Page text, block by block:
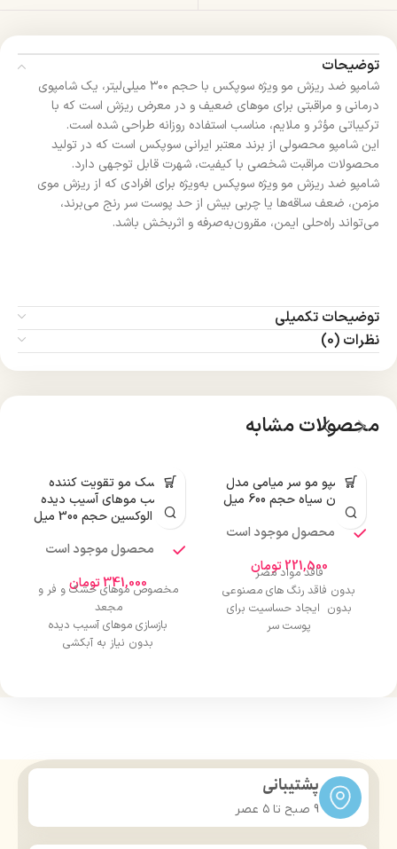
توضیحات
شامپو ضد ریزش مو ویژه سوپکس با حجم ۳۰۰ میلی‌لیتر، یک شامپوی
درمانی و مراقبتی برای موهای ضعیف و در معرض ریزش است که با
ترکیباتی مؤثر و ملایم، مناسب استفاده روزانه طراحی شده است.
این شامپو محصولی از برند معتبر ایرانی سوپکس است که در تولید
محصولات مراقبت شخصی با کیفیت، شهرت قابل توجهی دارد.
شامپو ضد ریزش مو ویژه سوپکس به‌ویژه برای افرادی که از ریزش موی
مزمن، ضعف ساقه‌ها یا چربی بیش از حد پوست سر رنج می‌برند،
می‌تواند راه‌حلی ایمن، مقرون‌به‌صرفه و اثربخش باشد.
توضیحات تکمیلی
نظرات (0)
محصولات مشابه
شامپو مو سر میامی مدل
زیتون سیاه حجم 600 میل
محصول موجود است
221,500 تومان
فاقد مواد مضر
بدون فاقد رنگ های مصنوعی
بدون ایجاد حساسیت برای
پوست سر
ماسک مو تقویت کننده
مناسب موهای آسیب دیده
(مگا) الوکسین حجم 300 میل
محصول موجود است
341,000تومان
مخصوص موهای خشک و فر و
مجعد
بازسازی موهای آسیب دیده
بدون نیاز به آبکشی
پشتیبانی
9 صبح تا ۵ عصر